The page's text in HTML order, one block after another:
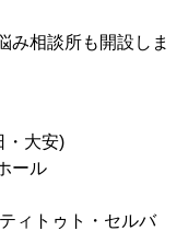
み相談所も開設しま
・大安)
ール
ィトゥト・セルバ